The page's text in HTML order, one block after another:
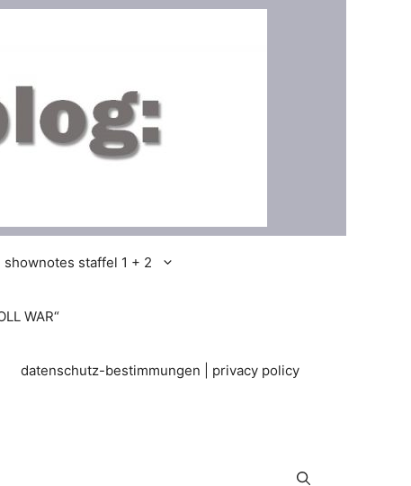
shownotes staffel 1 + 2
WAR“
datenschutz-bestimmungen | privacy policy